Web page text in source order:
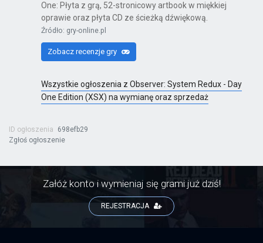
One: Płyta z grą, 52-stronicowy artbook w miękkiej
oprawie oraz płyta CD ze ścieżką dźwiękową.
Źródło: gry-online.pl
Zobacz recenzje gry
Wszystkie ogłoszenia z Observer: System Redux - Day
One Edition (XSX) na wymianę oraz sprzedaż
ID ogłoszenia
698efb29
Zgłoś ogłoszenie
Załóż konto i wymieniaj się grami już dziś!
REJESTRACJA